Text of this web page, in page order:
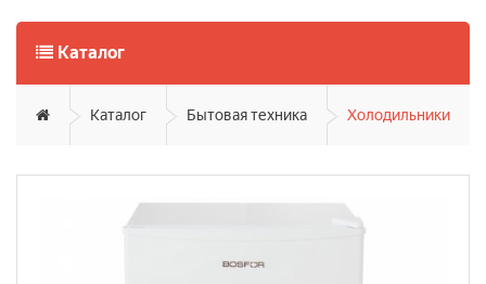
Каталог
Каталог Бытовая техника Холодильники